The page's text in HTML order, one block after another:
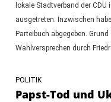
lokale Stadtverband der
ausgetreten. Inzwischen
Parteibuch abgegeben.
Wahlversprechen durch
POLITIK
Papst-Tod und